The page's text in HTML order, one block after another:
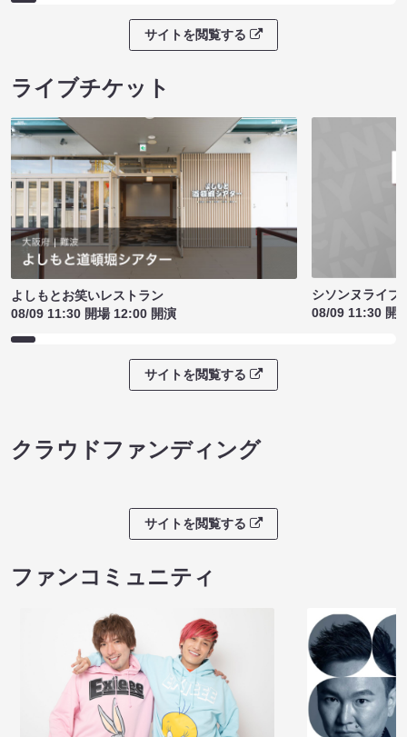
サイトを閲覧する
ライブチケット
よしもとお笑いレストラン
08/09 11:30 開場 12:00 開演
シソンヌライ
08/09 11:30 開
サイトを閲覧する
クラウドファンディング
サイトを閲覧する
ファンコミュニティ